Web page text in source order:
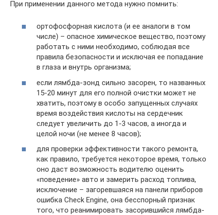
При применении данного метода нужно помнить:
ортофосфорная кислота (и ее аналоги в том
числе) – опасное химическое вещество, поэтому
работать с ними необходимо, соблюдая все
правила безопасности и исключая ее попадание
в глаза и внутрь организма;
если лямбда-зонд сильно засорен, то названных
15-20 минут для его полной очистки может не
хватить, поэтому в особо запущенных случаях
время воздействия кислоты на сердечник
следует увеличить до 1-3 часов, а иногда и
целой ночи (не менее 8 часов);
для проверки эффективности такого ремонта,
как правило, требуется некоторое время, только
оно даст возможность водителю оценить
«поведение» авто и замерить расход топлива,
исключение – загоревшаяся на панели приборов
ошибка Check Engine, она бесспорный признак
того, что реанимировать засорившийся лямбда-